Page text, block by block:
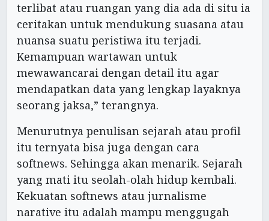
terlibat atau ruangan yang dia ada di situ ia
ceritakan untuk mendukung suasana atau
nuansa suatu peristiwa itu terjadi.
Kemampuan wartawan untuk
mewawancarai dengan detail itu agar
mendapatkan data yang lengkap layaknya
seorang jaksa,” terangnya.
Menurutnya penulisan sejarah atau profil
itu ternyata bisa juga dengan cara
softnews. Sehingga akan menarik. Sejarah
yang mati itu seolah-olah hidup kembali.
Kekuatan softnews atau jurnalisme
narative itu adalah mampu menggugah